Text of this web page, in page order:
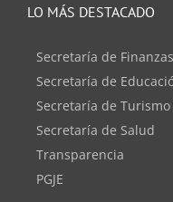
LO MÁS DESTACADO
Secretaría de Finanzas
Secretaría de
Secretaría de Turismo
Secretaría de Salud
Transparencia
PGJE